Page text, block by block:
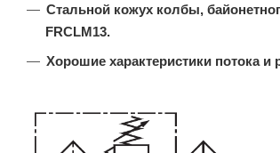
Стальной кожух колбы,
FRCLM13.
Хорошие характеристики потока и